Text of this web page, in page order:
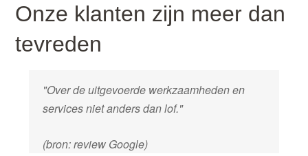
Onze klanten zijn meer dan
tevreden
"Over de uitgevoerde werkzaamheden en
services niet anders dan lof."
(bron: review Google)